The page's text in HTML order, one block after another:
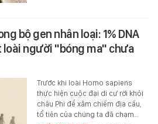
bộ gen nhân loại: 1% DNA
người "bóng ma" chưa
Trước khi loài Homo sapiens
thực hiện cuộc đại di cư rời khỏi
châu Phi để xâm chiếm địa cầu,
tổ tiên của chúng ta đã chạm…